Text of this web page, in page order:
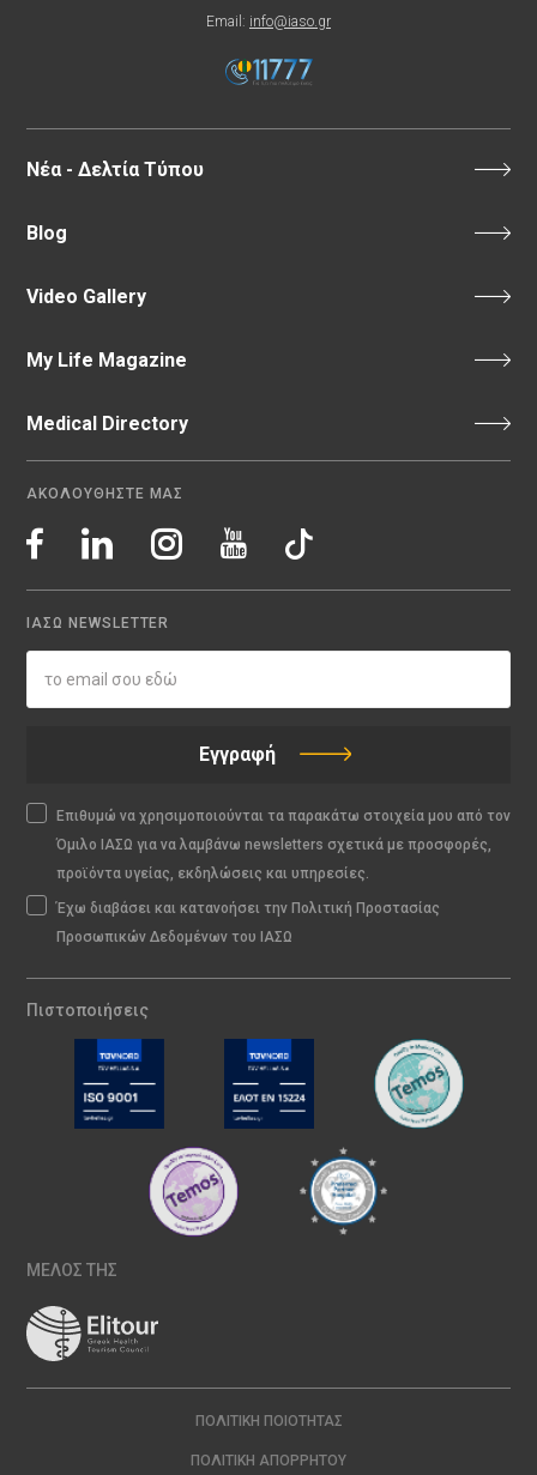
Email: info@iaso.gr
Νέα - Δελτία Τύπου
Blog
Video Gallery
My Life Magazine
Medical Directory
ΑΚΟΛΟΥΘΗΣΤΕ ΜΑΣ
ΙΑΣΩ NEWSLETTER
Εγγραφή
Επιθυμώ να χρησιμοποιούνται τα παρακάτω στοιχεία μου από τον
Όμιλο ΙΑΣΩ για να λαμβάνω newsletters σχετικά με προσφορές,
προϊόντα υγείας, εκδηλώσεις και υπηρεσίες.
Έχω διαβάσει και κατανοήσει την Πολιτική Προστασίας
Προσωπικών Δεδομένων του ΙΑΣΩ
Πιστοποιήσεις
ΜΕΛΟΣ ΤΗΣ
ΠΟΛΙΤΙΚΉ ΠΟΙΌΤΗΤΑΣ
ΠΟΛΙΤΙΚΉ ΑΠΟΡΡΉΤΟΥ